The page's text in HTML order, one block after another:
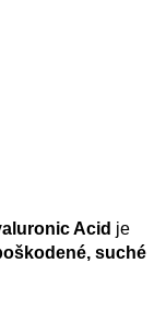
Acid je
suché